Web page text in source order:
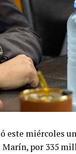
este miércoles
por 335